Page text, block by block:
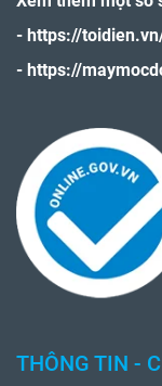
- https://
- https://
THÔNG TIN -